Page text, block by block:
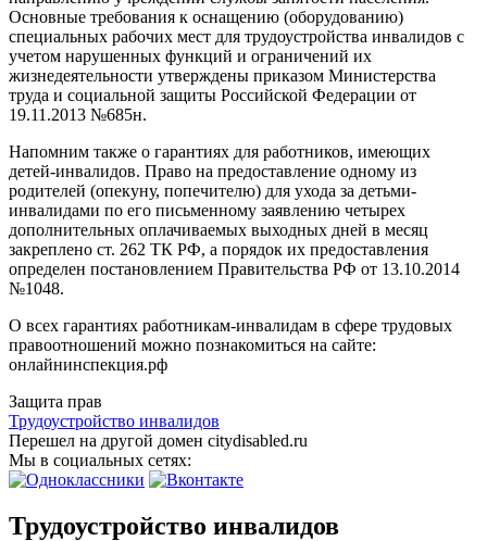
Основные требования к оснащению (оборудованию)
специальных рабочих мест для трудоустройства инвалидов с
учетом нарушенных функций и ограничений их
жизнедеятельности утверждены приказом Министерства
труда и социальной защиты Российской Федерации от
19.11.2013 №685н.
Напомним также о гарантиях для работников, имеющих
детей-инвалидов. Право на предоставление одному из
родителей (опекуну, попечителю) для ухода за детьми-
инвалидами по его письменному заявлению четырех
дополнительных оплачиваемых выходных дней в месяц
закреплено ст. 262 ТК РФ, а порядок их предоставления
определен постановлением Правительства РФ от 13.10.2014
№1048.
О всех гарантиях работникам-инвалидам в сфере трудовых
правоотношений можно познакомиться на сайте:
онлайнинспекция.рф
Защита прав
Трудоустройство инвалидов
Перешел на другой домен citydisabled.ru
Мы в социальных сетях:
Трудоустройство инвалидов